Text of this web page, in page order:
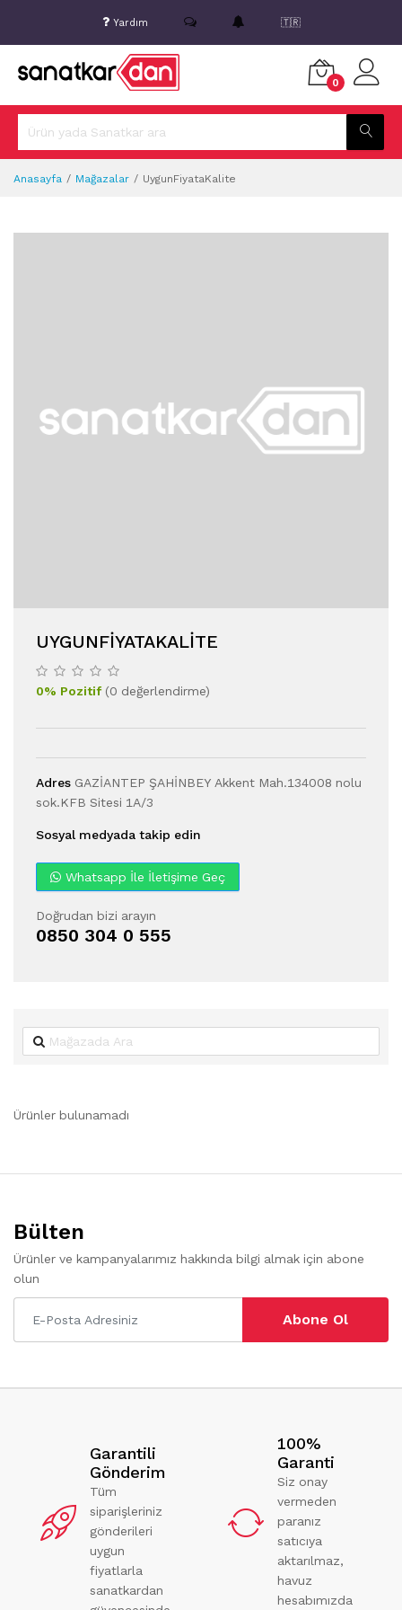
Yardım 🇹🇷
0
Anasayfa Mağazalar UygunFiyataKalite
UYGUNFIYATAKALITE
0% Pozitif(0 değerlendirme)
Adres GAZİANTEP ŞAHİNBEY Akkent Mah.134008 nolu
sok.KFB Sitesi 1A/3
Sosyal medyada takip edin
Whatsapp İle İletişime Geç
Doğrudan bizi arayın
0850 304 0 555
Ürünler bulunamadı
Bülten
Ürünler ve kampanyalarımız hakkında bilgi almak için abone
olun
Abone Ol
Garantili
Gönderim
Tüm
siparişleriniz
gönderileri
uygun
fiyatlarla
sanatkardan
100%
Garanti
Siz onay
vermeden
paranız
satıcıya
aktarılmaz,
havuz
hesabımızda